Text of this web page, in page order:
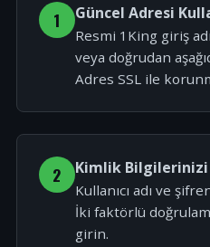
1 Güncel Adresi
Resmi 1King giriş
veya doğrudan
Adres SSL ile
2 Kimlik Bilgilerinizi
Kullanıcı adı ve
İki faktörlü
girin.